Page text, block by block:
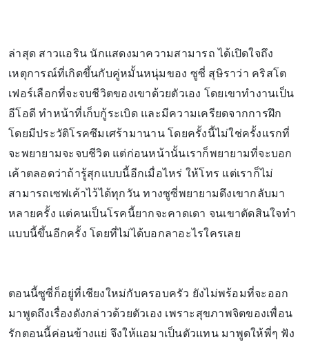
ล่าสุด สาวแอริน นักแสดงมาความสามารถ ได้เปิดใจถึง
เหตุการณ์ที่เกิดขึ้นกับคู่หมั้นหนุ่มของ ซูซี่ สุษิราว่า คริสโต
เฟอร์เลือกที่จะจบชีวิตของเขาด้วยตัวเอง โดยเขาทำงานเป็น
อีโอดี ทำหน้าที่เก็บกู้ระเบิด และมีความเครียดจากการฝึก
โดยมีประวัติโรคซึมเศร้ามานาน โดยครั้งนี้ไม่ใช่ครั้งแรกที่
จะพยายามจะจบชีวิต แต่ก่อนหน้านั้นเราก็พยายามที่จะบอก
เค้าตลอดว่าถ้ารู้สุกแบบนี้อีกเมื่อไหร่ ให้โทร แต่เราก็ไม่
สามารถเซฟเค้าไว้ได้ทุกวัน ทางซูซี่พยายามดึงเขากลับมา
หลายครั้ง แต่คนเป็นโรคนี้ยากจะคาดเดา จนเขาตัดสินใจทำ
แบบนี้ขึ้นอีกครั้ง โดยที่ไม่ได้บอกลาอะไรใครเลย
ตอนนี้ซูซี่ก็อยู่ที่เชียงใหม่กับครอบครัว ยังไม่พร้อมที่จะออก
มาพูดถึงเรื่องดังกล่าวด้วยตัวเอง เพราะสุขภาพจิตของเพื่อน
รักตอนนี้ค่อนข้างแย่ จึงให้แอมาเป็นตัวแทน มาพูดให้พี่ๆ ฟัง